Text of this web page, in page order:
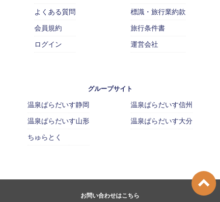
よくある質問
会員規約
ログイン
標識・旅行業約款
旅行条件書
運営会社
グループサイト
温泉ぱらだいす静岡
温泉ぱらだいす山形
ちゅらとく
温泉ぱらだいす信州
温泉ぱらだいす大分
お問い合わせはこちら